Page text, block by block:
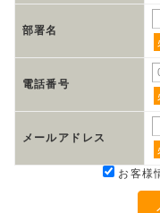
部署名
電話番号
メールアドレス
お客様